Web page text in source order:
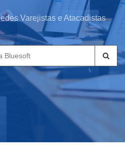
Varejistas e Atacadistas